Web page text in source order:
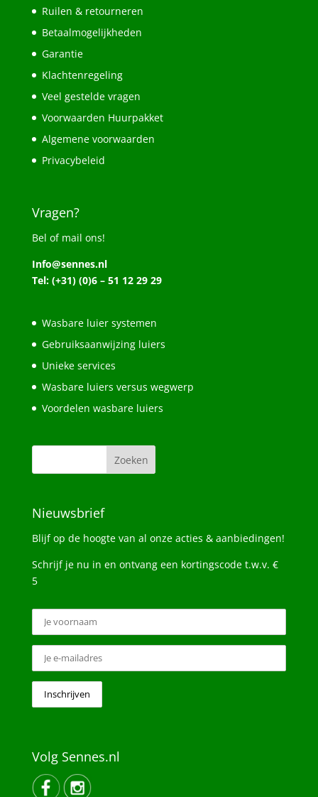
Ruilen & retourneren
Betaalmogelijkheden
Garantie
Klachtenregeling
Veel gestelde vragen
Voorwaarden Huurpakket
Algemene voorwaarden
Privacybeleid
Vragen?
Bel of mail ons!
Info@sennes.nl
Tel: (+31) (0)6 – 51 12 29 29
Wasbare luier systemen
Gebruiksaanwijzing luiers
Unieke services
Wasbare luiers versus wegwerp
Voordelen wasbare luiers
Nieuwsbrief
Blijf op de hoogte van al onze acties & aanbiedingen!
Schrijf je nu in en ontvang een kortingscode t.w.v. €
5
Volg Sennes.nl